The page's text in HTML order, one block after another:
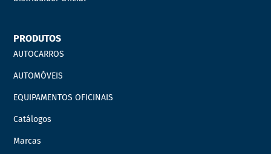
PRODUTOS
AUTOCARROS
AUTOMÓVEIS
EQUIPAMENTOS OFICINAIS
Catálogos
Marcas